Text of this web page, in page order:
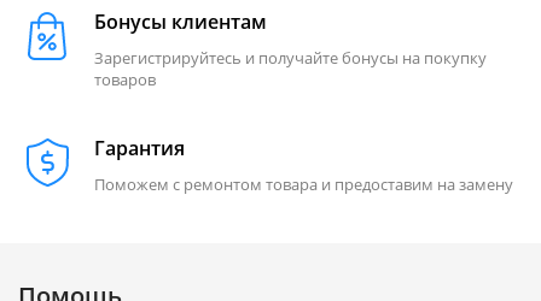
Бонусы клиентам
Зарегистрируйтесь и получайте бонусы на покупку
товаров
Гарантия
Поможем с ремонтом товара и предоставим на замену